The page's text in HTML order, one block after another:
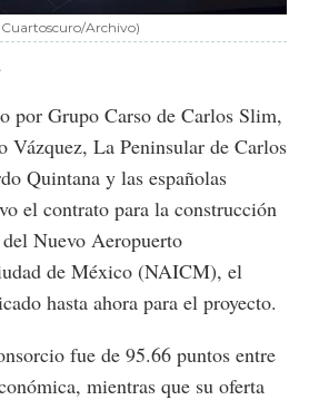
Cuartoscuro/Archivo)
por Grupo Carso de Carlos Slim,
Vázquez, La Peninsular de Carlos
Quintana y las españolas
el contrato para la construcción
Nuevo Aeropuerto
de México (NAICM), el
hasta ahora para el proyecto.
fue de 95.66 puntos entre
mientras que su oferta